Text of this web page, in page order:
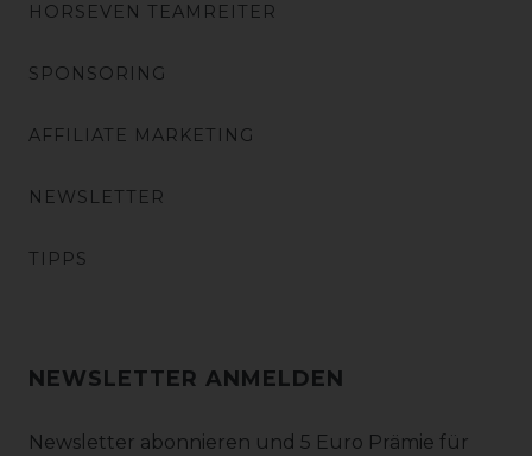
HORSEVEN TEAMREITER
SPONSORING
AFFILIATE MARKETING
NEWSLETTER
TIPPS
NEWSLETTER ANMELDEN
Newsletter abonnieren und 5 Euro Prämie für